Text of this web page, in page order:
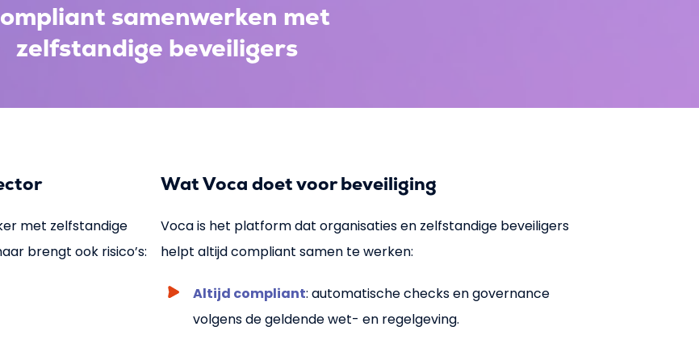
samenwerken met
zelfstandige beveiligers
met zelfstandige
brengt ook risico’s:
Wat Voca doet voor beveiliging
Voca is het platform dat organisaties en zelfstandige beveiligers
helpt altijd compliant samen te werken:
Altijd compliant: automatische checks en governance
volgens de geldende wet- en regelgeving.